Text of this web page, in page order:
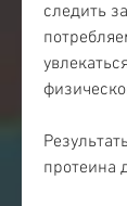
следить
протеина